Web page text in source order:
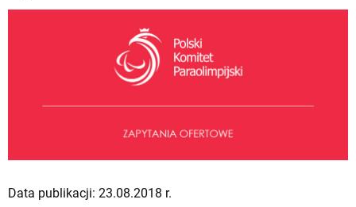
Data publikacji: 23.08.2018 r.